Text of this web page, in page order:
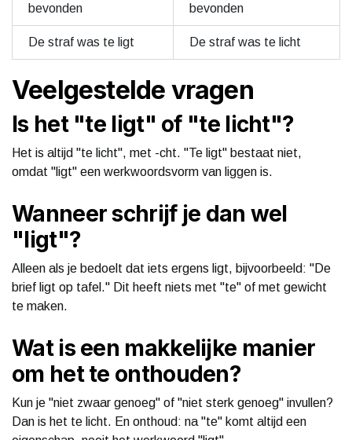
bevonden
bevonden
De straf was te ligt De straf was te licht
Veelgestelde vragen
Is het "te ligt" of "te licht"?
Het is altijd "te licht", met -cht. "Te ligt" bestaat niet,
omdat "ligt" een werkwoordsvorm van liggen is.
Wanneer schrijf je dan wel
"ligt"?
Alleen als je bedoelt dat iets ergens ligt, bijvoorbeeld: "De
brief ligt op tafel." Dit heeft niets met "te" of met gewicht
te maken.
Wat is een makkelijke manier
om het te onthouden?
Kun je "niet zwaar genoeg" of "niet sterk genoeg" invullen?
Dan is het te licht. En onthoud: na "te" komt altijd een